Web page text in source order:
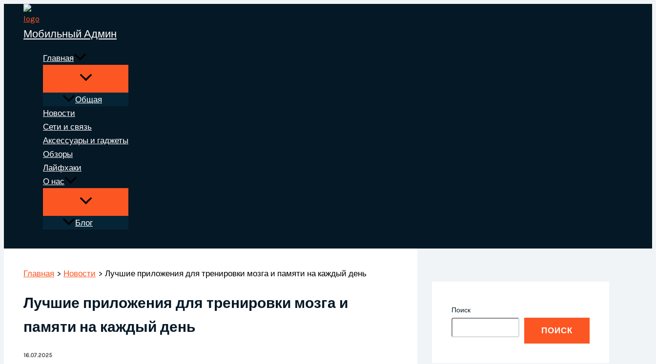
Перейти
содержимому
Мобильный Админ
Главная
Общая
Новости
Сети и связь
Аксессуары и гаджеты
Обзоры
Лайфхаки
О нас
Блог
Главная Новости Лучшие приложения для тренировки мозга и памяти на каждый день
Лучшие приложения для тренировки мозга и
памяти на каждый день
16.07.2025
Поиск
ПОИСК